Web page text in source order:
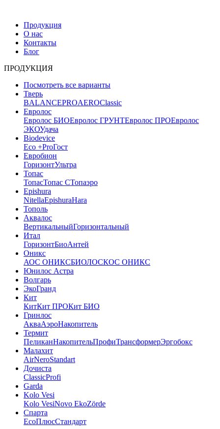
Продукция
О нас
Контакты
Блог
ПРОДУКЦИЯ
Посмотреть все варианты
Тверь
BALANCEPROAEROClassic
Евролос
Евролос БИОЕвролос ГРУНТЕвролос ПРОЕвролос
ЭКОУдача
Biodevice
Eco +ProГост
Евробион
ГоризонтУльтра
Топас
ТопасТопас СТопаэро
Epishura
NitellaEpishuraHara
Тополь
Аквалос
ВертикальныйГоризонтальный
Итал
ГоризонтБиоАнтей
Оникс
АОС ОНИКСБИОЛОСКОС ОНИКС
Юнилос Астра
Волгарь
ЭкоГранд
Кит
КитКит ПРОКит БИО
Гринлос
АкваАэроНакопитель
Термит
ПеликанНакопительПрофиТрансформерЭргобокс
Малахит
AirNeroStandart
Дочиста
ClassicProfi
Garda
Kolo Vesi
Kolo VesiNovo EkoZörde
Спарта
EcoПлюсСтандарт